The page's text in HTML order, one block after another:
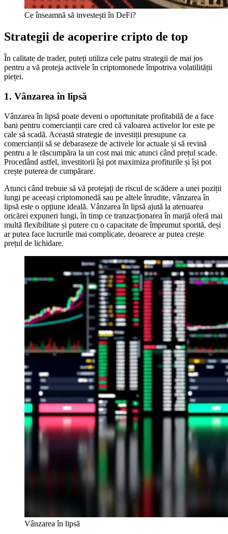
Ce înseamnă să investești în DeFi?
Strategii de acoperire cripto de top
În calitate de trader, puteți utiliza cele patru strategii de mai jos
pentru a vă proteja activele în criptomonede împotriva volatilității
pieței.
1. Vânzarea în lipsă
Vânzarea în lipsă poate deveni o oportunitate profitabilă de a face
bani pentru comercianții care cred că valoarea activelor lor este pe
cale să scadă. Această strategie de investiții presupune ca
comercianții să se debaraseze de activele lor actuale și să revină
pentru a le răscumpăra la un cost mai mic atunci când prețul scade.
Procedând astfel, investitorii își pot maximiza profiturile și își pot
crește puterea de cumpărare.
Atunci când trebuie să vă protejați de riscul de scădere a unei poziții
lungi pe aceeași criptomonedă sau pe altele înrudite, vânzarea în
lipsă este o opțiune ideală. Vânzarea în lipsă ajută la atenuarea
oricărei expuneri lungi, în timp ce tranzacționarea în marjă oferă mai
multă flexibilitate și putere cu o capacitate de împrumut sporită, deși
ar putea face lucrurile mai complicate, deoarece ar putea crește
prețul de lichidare.
Vânzarea în lipsă